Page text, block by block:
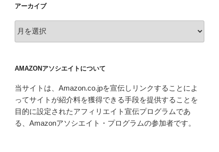
アーカイブ
ー
ブ
AMAZONアソシエイトについて
当サイトは、Amazon.co.jpを宣伝しリンクすることによ
ってサイトが紹介料を獲得できる手段を提供することを
目的に設定されたアフィリエイト宣伝プログラムであ
る、Amazonアソシエイト・プログラムの参加者です。